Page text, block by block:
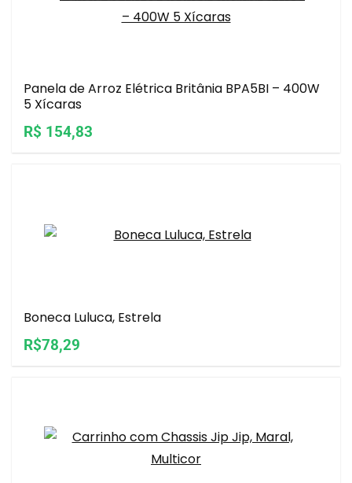
Panela de Arroz Elétrica Britânia BPA5BI – 400W
5 Xícaras
R$ 154,83
Boneca Luluca, Estrela
R$78,29